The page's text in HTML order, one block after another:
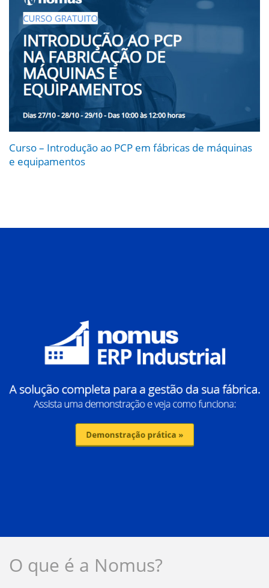
Curso – Introdução ao PCP em fábricas de máquinas
e equipamentos
O que é a Nomus?